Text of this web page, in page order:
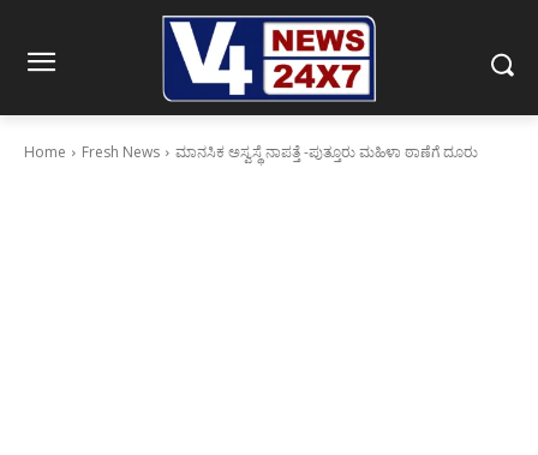
Home Fresh News ಮಾನಸಿಕ ಅಸ್ವಸ್ಥೆ ನಾಪತ್ತೆ -ಪುತ್ತೂರು ಮಹಿಳಾ ಠಾಣೆಗೆ ದೂರು